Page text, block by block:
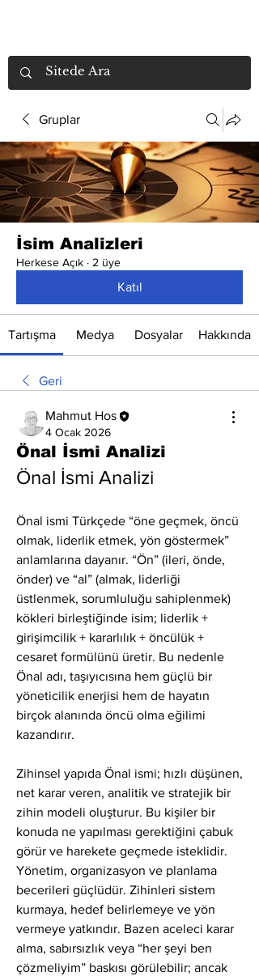
Gruplar
İsim Analizleri
Herkese Açık · 2 üye
Katıl
Tartışma Medya Dosyalar Hakkında
Geri
Mahmut Hos
4 Ocak 2026
Önal İsmi Analizi
Önal İsmi Analizi
Önal ismi Türkçede “öne geçmek, öncü
olmak, liderlik etmek, yön göstermek”
anlamlarına dayanır. “Ön” (ileri, önde,
önder) ve “al” (almak, liderliği
üstlenmek, sorumluluğu sahiplenmek)
kökleri birleştiğinde isim; liderlik +
girişimcilik + kararlılık + öncülük +
cesaret formülünü üretir. Bu nedenle
Önal adı, taşıyıcısına hem güçlü bir
yöneticilik enerjisi hem de hayatın
birçok alanında öncü olma eğilimi
kazandırır.
Zihinsel yapıda Önal ismi; hızlı düşünen,
net karar veren, analitik ve stratejik bir
zihin modeli oluşturur. Bu kişiler bir
konuda ne yapılması gerektiğini çabuk
görür ve harekete geçmede isteklidir.
Yönetim, organizasyon ve planlama
becerileri güçlüdür. Zihinleri sistem
kurmaya, hedef belirlemeye ve yön
vermeye yatkındır. Bazen aceleci karar
alma, sabırsızlık veya “her şeyi ben
çözmeliyim” baskısı görülebilir; ancak